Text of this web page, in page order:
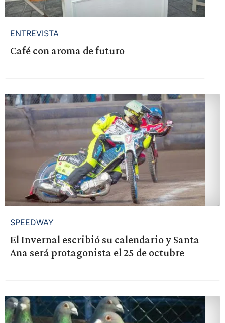
ENTREVISTA
Café con aroma de futuro
SPEEDWAY
El Invernal escribió su calendario y Santa
Ana será protagonista el 25 de octubre